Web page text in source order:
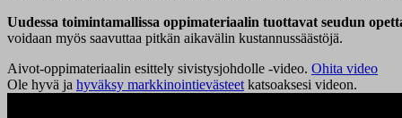
Uudessa toimintamallissa oppimateriaalin tuottavat seudun
voidaan myös saavuttaa pitkän aikavälin kustannussäästöjä.
Aivot-oppimateriaalin esittely sivistysjohdolle -video. Ohita video
Ole hyvä ja hyväksy markkinointievästeet katsoaksesi videon.